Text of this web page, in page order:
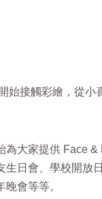
始接觸彩繪，從小
為大家提供 Face
生日會、學校開放
晚會等等。